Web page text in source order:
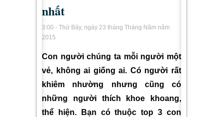
nhất
3:00 - Thứ Bảy, ngày 23 tháng Tháng Năm năm
2015
Con người chúng ta mỗi người một
vẻ, không ai giống ai. Có người rất
khiêm nhường nhưng cũng có
những người thích khoe khoang,
thể hiện. Bạn có thuộc top 3 con